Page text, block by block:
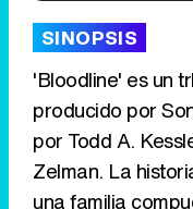
SINOPSIS
'Bloodline' es un
producido por
por Todd A.
Zelman. La
una familia